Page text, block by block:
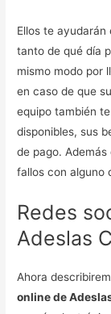
Ellos te
tanto de qué día
mismo modo por
en caso de que
equipo también
disponibles, sus
de pago.
fallos con alguno
Redes
Adeslas
Ahora
online de